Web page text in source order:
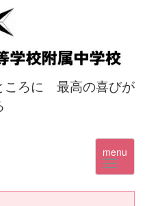
ころに 最高の喜びが
menu